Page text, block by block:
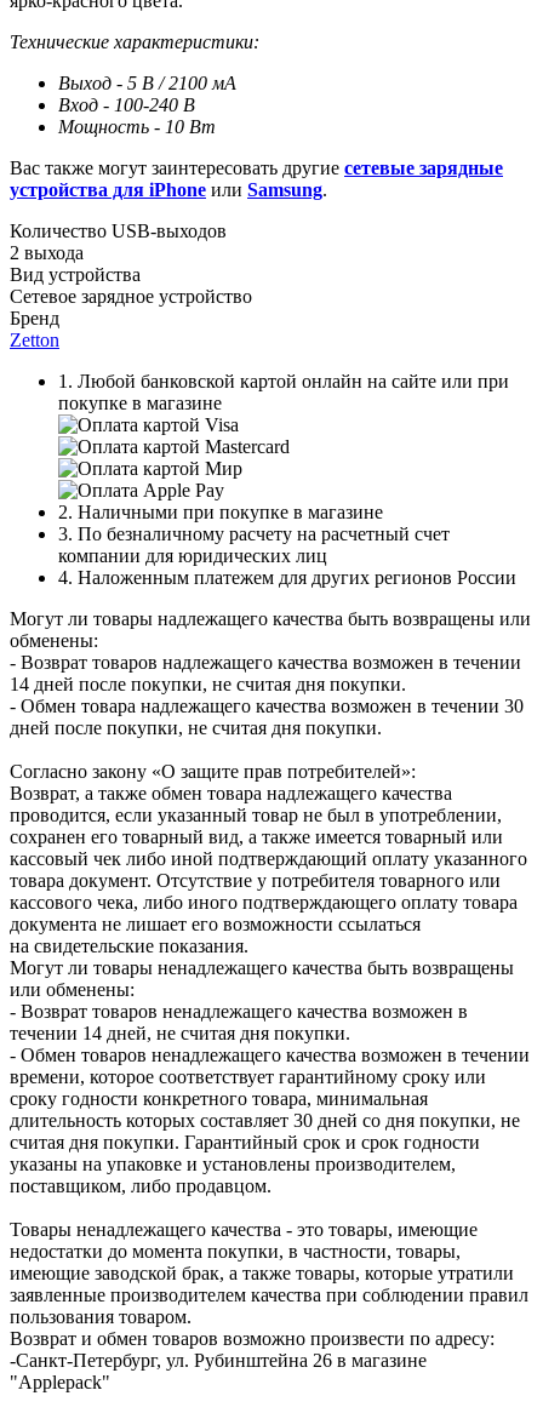
Технические характеристики:
Выход - 5 В / 2100 мА
Вход - 100-240 В
Мощность - 10 Вт
Вас также могут заинтересовать другие сетевые зарядные
устройства для iPhone или Samsung.
Количество USB-выходов
2 выхода
Вид устройства
Сетевое зарядное устройство
Бренд
Zetton
1. Любой банковской картой онлайн на сайте или при
покупке в магазине
2. Наличными при покупке в магазине
3. По безналичному расчету на расчетный счет
компании для юридических лиц
4. Наложенным платежем для других регионов России
Могут ли товары надлежащего качества быть возвращены или
обменены:
- Возврат товаров надлежащего качества возможен в течении
14 дней после покупки, не считая дня покупки.
- Обмен товара надлежащего качества возможен в течении 30
дней после покупки, не считая дня покупки.
Согласно закону «О защите прав потребителей»:
Возврат, а также обмен товара надлежащего качества
проводится, если указанный товар не был в употреблении,
сохранен его товарный вид, а также имеется товарный или
кассовый чек либо иной подтверждающий оплату указанного
товара документ. Отсутствие у потребителя товарного или
кассового чека, либо иного подтверждающего оплату товара
документа не лишает его возможности ссылаться
на свидетельские показания.
Могут ли товары ненадлежащего качества быть возвращены
или обменены:
- Возврат товаров ненадлежащего качества возможен в
течении 14 дней, не считая дня покупки.
- Обмен товаров ненадлежащего качества возможен в течении
времени, которое соответствует гарантийному сроку или
сроку годности конкретного товара, минимальная
длительность которых составляет 30 дней со дня покупки, не
считая дня покупки. Гарантийный срок и срок годности
указаны на упаковке и установлены производителем,
поставщиком, либо продавцом.
Товары ненадлежащего качества - это товары, имеющие
недостатки до момента покупки, в частности, товары,
имеющие заводской брак, а также товары, которые утратили
заявленные производителем качества при соблюдении правил
пользования товаром.
Возврат и обмен товаров возможно произвести по адресу:
-Санкт-Петербург, ул. Рубинштейна 26 в магазине
"Applepack"